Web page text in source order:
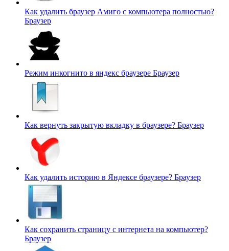
Как удалить браузер Амиго с компьютера полностью?
Браузер
Режим инкогнито в яндекс браузере Браузер
Как вернуть закрытую вкладку в браузере? Браузер
Как удалить историю в Яндексе браузере? Браузер
Как сохранить страницу с интернета на компьютер?
Браузер